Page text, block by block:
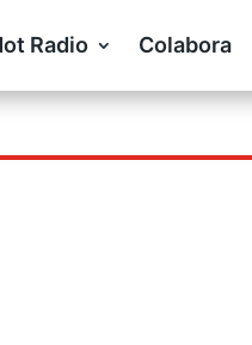
Radio Colabora